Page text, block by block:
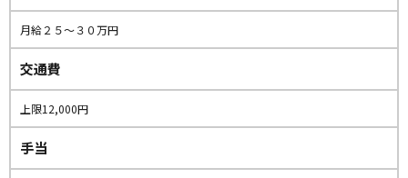
月給２５〜３０万円
交通費
上限12,000円
手当